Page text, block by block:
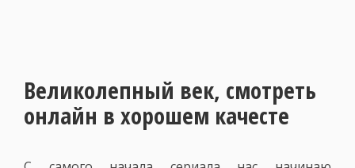
Великолепный век, смотреть
онлайн в хорошем качесте